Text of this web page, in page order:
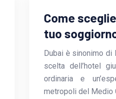
Come
tuo
Dubai è sinonimo
scelta dell’hotel
ordinaria e
metropoli del Medio